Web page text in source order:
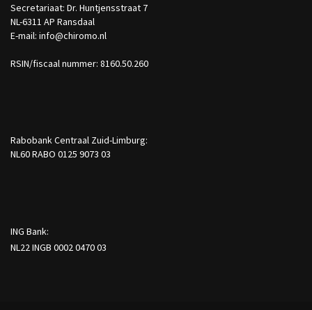
Secretariaat: Dr. Huntjensstraat 7
NL-6311 AP Ransdaal
E-mail: info@chiromo.nl
RSIN/fiscaal nummer: 8160.50.260
Rabobank Centraal Zuid-Limburg:
NL60 RABO 0125 9073 03
ING Bank:
NL22 INGB 0002 0470 03